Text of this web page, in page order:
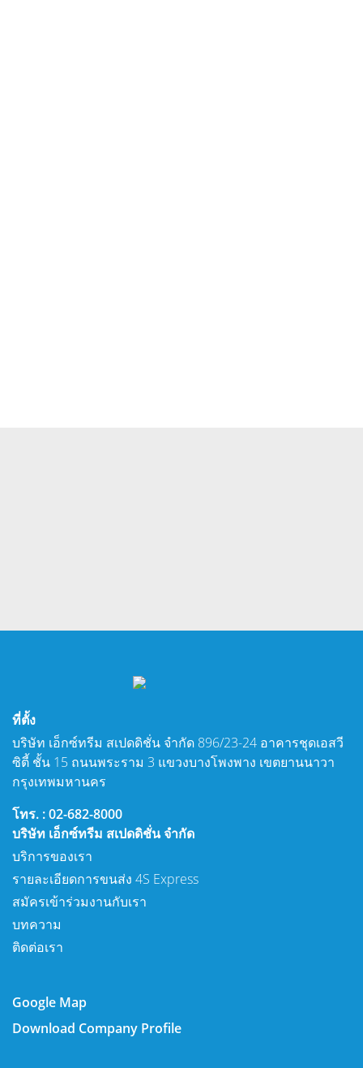
ที่ตั้ง
บริษัท เอ็กซ์ทรีม สเปดดิชั่น จำกัด 896/23-24 อาคารชุดเอสวี
ซิตี้ ชั้น 15 ถนนพระราม 3 แขวงบางโพงพาง เขตยานนาวา
กรุงเทพมหานคร
โทร. : 02-682-8000
บริษัท เอ็กซ์ทรีม สเปดดิชั่น จำกัด
บริการของเรา
รายละเอียดการขนส่ง 4S Express
สมัครเข้าร่วมงานกับเรา
บทความ
ติดต่อเรา
Google Map
Download Company Profile